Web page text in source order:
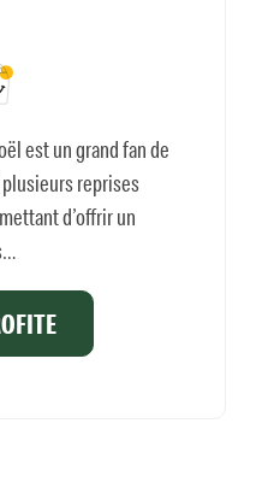
est un grand fan de
plusieurs reprises
d’offrir un